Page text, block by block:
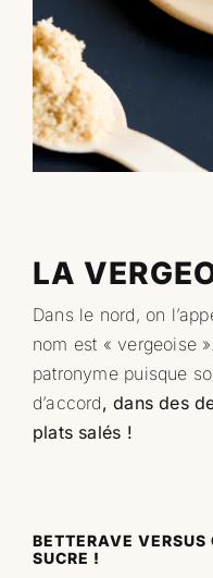
Professionnels
RECHERCHER:
LA
Dans le nord, on
nom est « vergeoise
patronyme puisque
d’accord,dans des
plats salés !
BETTERAVE
SUCRE !